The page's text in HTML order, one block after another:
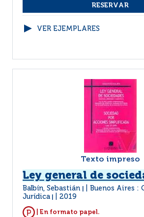
VER EJEMPLARES
Texto impreso
Ley general de
Balbín, Sebastián
Buenos Aires :
Jurídica
2019
| En formato papel.